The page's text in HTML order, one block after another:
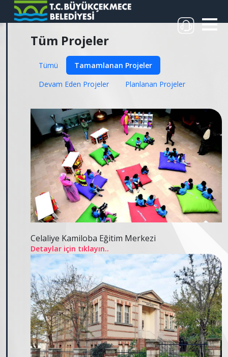
Tüm Projeler
Tümü
Tamamlanan Projeler
Devam Eden Projeler
Planlanan Projeler
Celaliye Kamiloba Eğitim Merkezi
Detaylar için tıklayın..